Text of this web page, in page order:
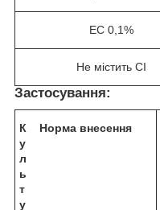
ЕС 0,1%
Не містить СІ
Застосування:
К
у
л
ь
т
у
Норма внесення